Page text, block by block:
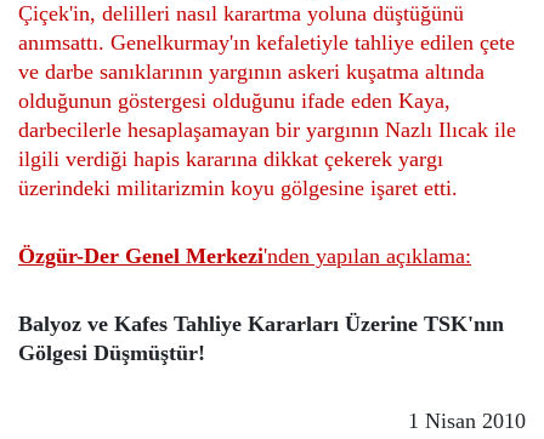
Çiçek'in, delilleri nasıl karartma yoluna düştüğünü
anımsattı. Genelkurmay'ın kefaletiyle tahliye edilen çete
ve darbe sanıklarının yargının askeri kuşatma altında
olduğunun göstergesi olduğunu ifade eden Kaya,
darbecilerle hesaplaşamayan bir yargının Nazlı Ilıcak ile
ilgili verdiği hapis kararına dikkat çekerek yargı
üzerindeki militarizmin koyu gölgesine işaret etti.
Özgür-Der Genel Merkezi'nden yapılan açıklama:
Balyoz ve Kafes Tahliye Kararları Üzerine TSK'nın
Gölgesi Düşmüştür!
1 Nisan 2010